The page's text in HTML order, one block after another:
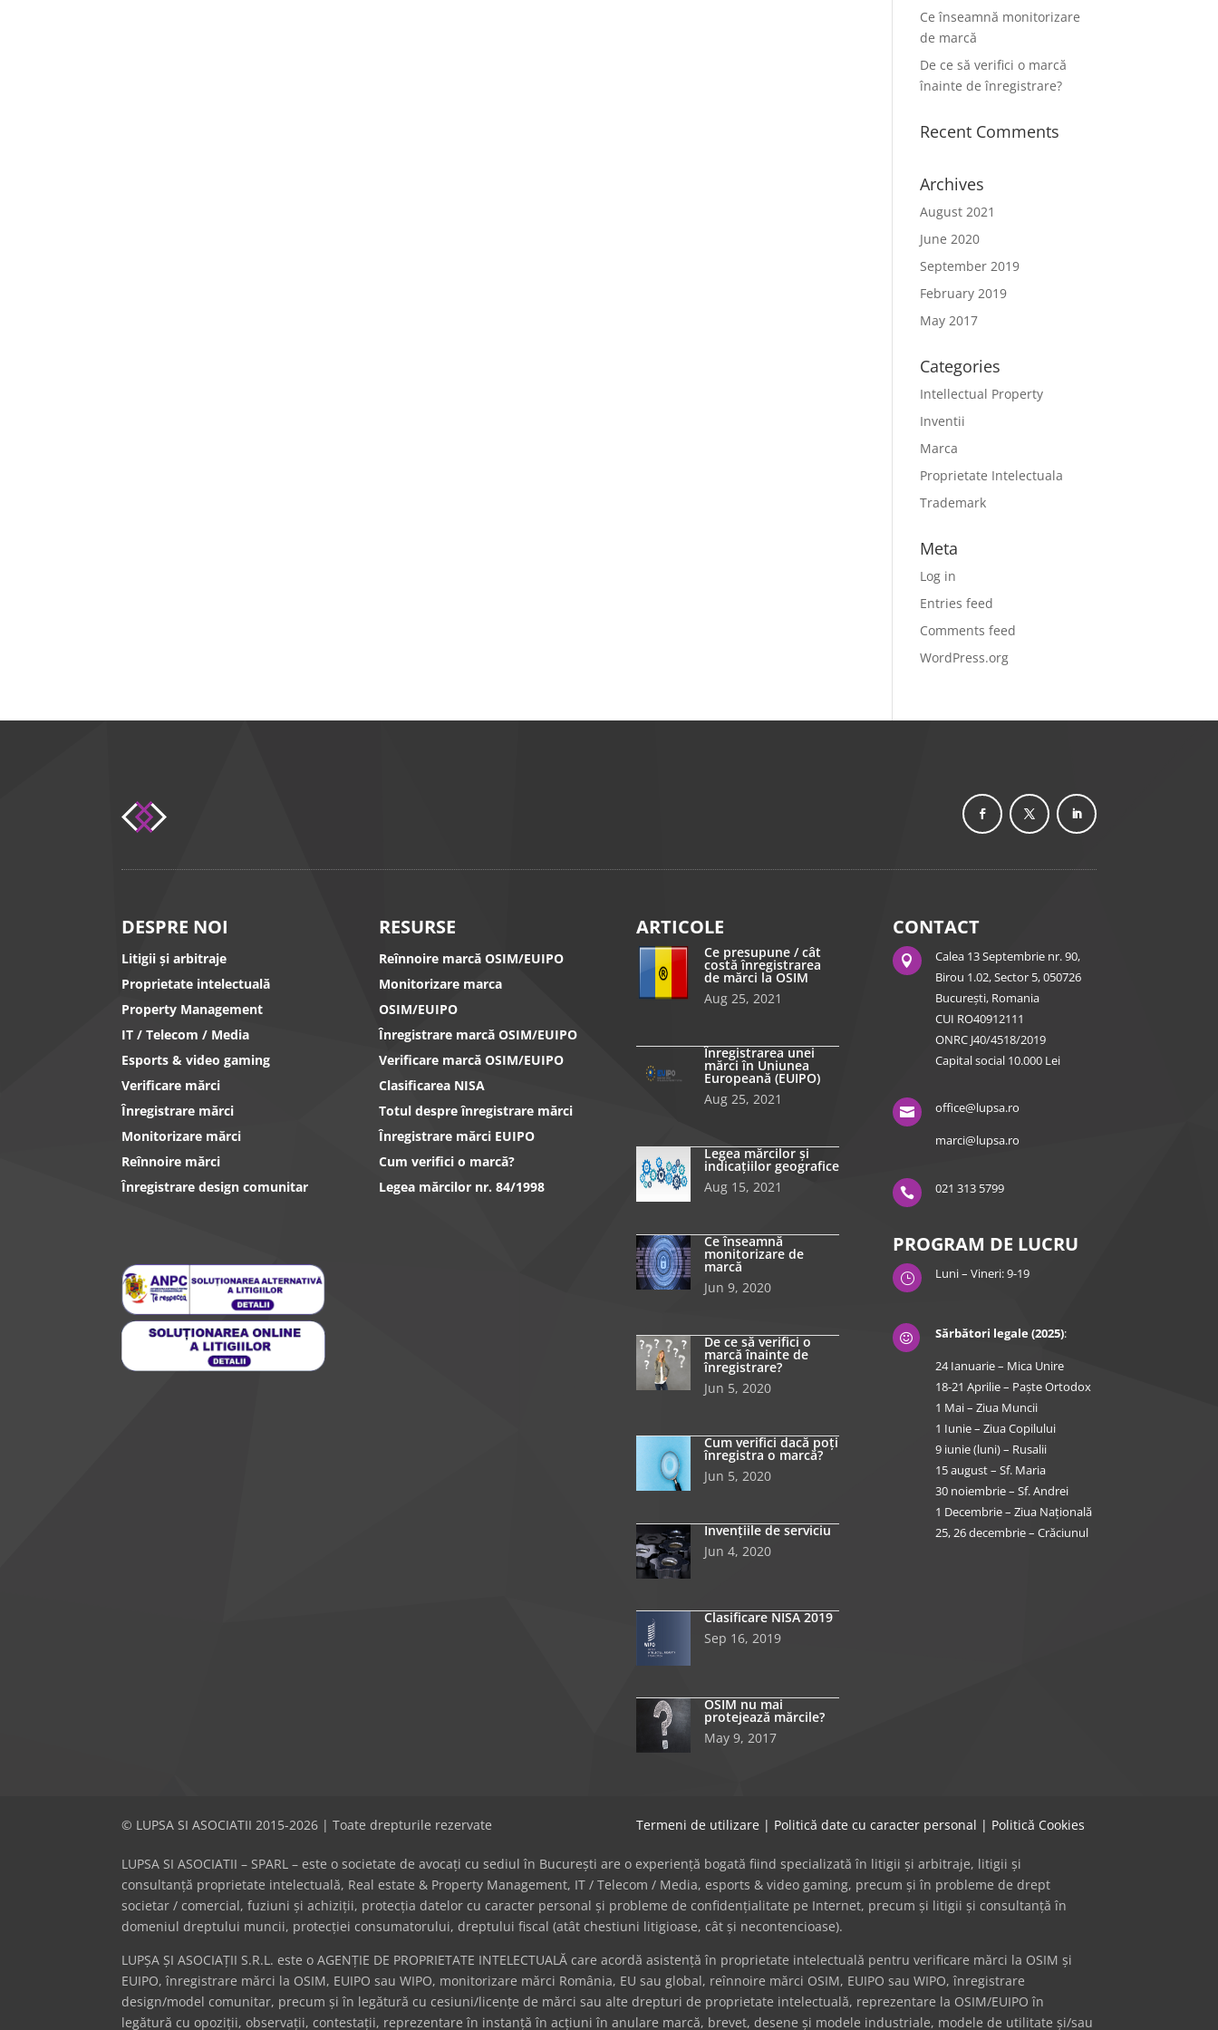
Ce înseamnă monitorizare
de marcă
De ce să verifici o marcă
înainte de înregistrare?
Recent Comments
Archives
August 2021
June 2020
September 2019
February 2019
May 2017
Categories
Intellectual Property
Inventii
Marca
Proprietate Intelectuala
Trademark
Meta
Log in
Entries feed
Comments feed
WordPress.org
DESPRE NOI
Litigii și arbitraje
Proprietate intelectuală
Property Management
IT / Telecom / Media
Esports & video gaming
Verificare mărci
Înregistrare mărci
Monitorizare mărci
Reînnoire mărci
Înregistrare design comunitar
RESURSE
Reînnoire marcă OSIM/EUIPO
Monitorizare marca
OSIM/EUIPO
Înregistrare marcă OSIM/EUIPO
Verificare marcă OSIM/EUIPO
Clasificarea NISA
Totul despre înregistrare mărci
Înregistrare mărci EUIPO
Cum verifici o marcă?
Legea mărcilor nr. 84/1998
ARTICOLE
Ce presupune / cât
costă înregistrarea
de mărci la OSIM
Aug 25, 2021
Înregistrarea unei
mărci în Uniunea
Europeană (EUIPO)
Aug 25, 2021
Legea mărcilor și
indicațiilor geografice
Aug 15, 2021
Ce înseamnă
monitorizare de
marcă
Jun 9, 2020
De ce să verifici o
marcă înainte de
înregistrare?
Jun 5, 2020
Cum verifici dacă poți
înregistra o marcă?
Jun 5, 2020
Invențiile de serviciu
Jun 4, 2020
Clasificare NISA 2019
Sep 16, 2019
OSIM nu mai
protejează mărcile?
May 9, 2017
CONTACT

Calea 13 Septembrie nr. 90,
Birou 1.02, Sector 5, 050726
București, Romania
CUI RO40912111
ONRC J40/4518/2019
Capital social 10.000 Lei

office@lupsa.ro
marci@lupsa.ro
 021 313 5799
PROGRAM DE LUCRU
} Luni – Vineri: 9-19
 Sărbători legale (2025):
24 Ianuarie – Mica Unire
18-21 Aprilie – Paște Ortodox
1 Mai – Ziua Muncii
1 Iunie – Ziua Copilului
9 iunie (luni) – Rusalii
15 august – Sf. Maria
30 noiembrie – Sf. Andrei
1 Decembrie – Ziua Națională
25, 26 decembrie – Crăciunul
© LUPSA SI ASOCIATII 2015-2026 | Toate drepturile rezervate Termeni de utilizare | Politică date cu caracter personal | Politică Cookies
LUPSA SI ASOCIATII – SPARL – este o societate de avocați cu sediul în București are o experiență bogată fiind specializată în litigii și arbitraje, litigii și
consultanță proprietate intelectuală, Real estate & Property Management, IT / Telecom / Media, esports & video gaming, precum și în probleme de drept
societar / comercial, fuziuni și achiziții, protecția datelor cu caracter personal și probleme de confidențialitate pe Internet, precum și litigii și consultanță în
domeniul dreptului muncii, protecției consumatorului, dreptului fiscal (atât chestiuni litigioase, cât și necontencioase).
LUPȘA ȘI ASOCIAȚII S.R.L. este o AGENȚIE DE PROPRIETATE INTELECTUALĂ care acordă asistență în proprietate intelectuală pentru verificare mărci la OSIM și
EUIPO, înregistrare mărci la OSIM, EUIPO sau WIPO, monitorizare mărci România, EU sau global, reînnoire mărci OSIM, EUIPO sau WIPO, înregistrare
design/model comunitar, precum și în legătură cu cesiuni/licențe de mărci sau alte drepturi de proprietate intelectuală, reprezentare la OSIM/EUIPO în
legătură cu opoziții, observații, contestații, reprezentare în instanță în acțiuni în anulare marcă, brevet, desene și modele industriale, modele de utilitate și/sau